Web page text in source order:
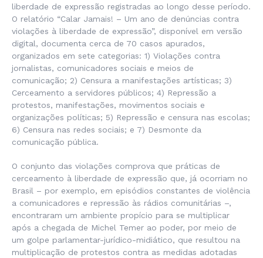
liberdade de expressão registradas ao longo desse período.
O relatório “Calar Jamais! – Um ano de denúncias contra
violações à liberdade de expressão”, disponível em versão
digital, documenta cerca de 70 casos apurados,
organizados em sete categorias: 1) Violações contra
jornalistas, comunicadores sociais e meios de
comunicação; 2) Censura a manifestações artísticas; 3)
Cerceamento a servidores públicos; 4) Repressão a
protestos, manifestações, movimentos sociais e
organizações políticas; 5) Repressão e censura nas escolas;
6) Censura nas redes sociais; e 7) Desmonte da
comunicação pública.
O conjunto das violações comprova que práticas de
cerceamento à liberdade de expressão que, já ocorriam no
Brasil – por exemplo, em episódios constantes de violência
a comunicadores e repressão às rádios comunitárias –,
encontraram um ambiente propício para se multiplicar
após a chegada de Michel Temer ao poder, por meio de
um golpe parlamentar-jurídico-midiático, que resultou na
multiplicação de protestos contra as medidas adotadas